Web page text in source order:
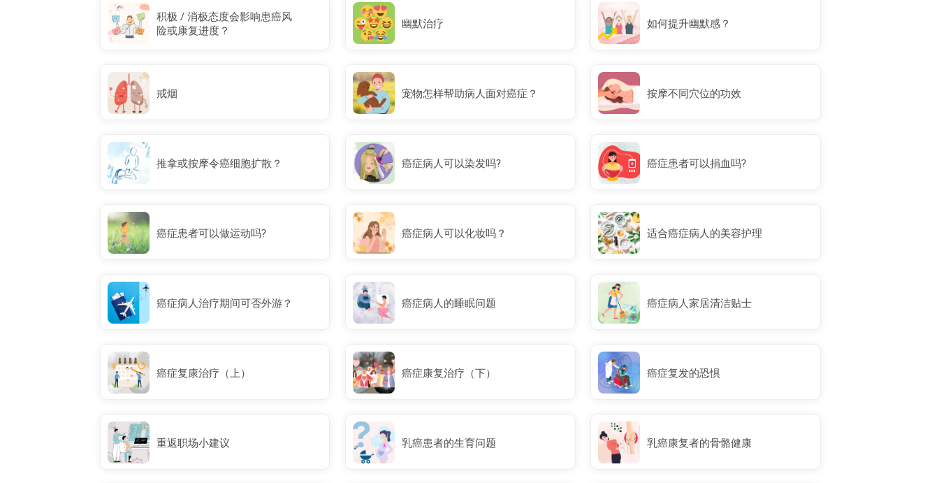
积极 / 消极态度会影响患癌风
险或康复进度？
幽默治疗 如何提升幽默感？
戒烟 宠物怎样帮助病人面对癌症？ 按摩不同穴位的功效
推拿或按摩令癌细胞扩散？ 癌症病人可以染发吗? 癌症患者可以捐血吗?
癌症患者可以做运动吗? 癌症病人可以化妆吗？ 适合癌症病人的美容护理
癌症病人治疗期间可否外游？ 癌症病人的睡眠问题 癌症病人家居清洁贴士
癌症复康治疗（上） 癌症康复治疗（下） 癌症复发的恐惧
重返职场小建议 乳癌患者的生育问题 乳癌康复者的骨骼健康